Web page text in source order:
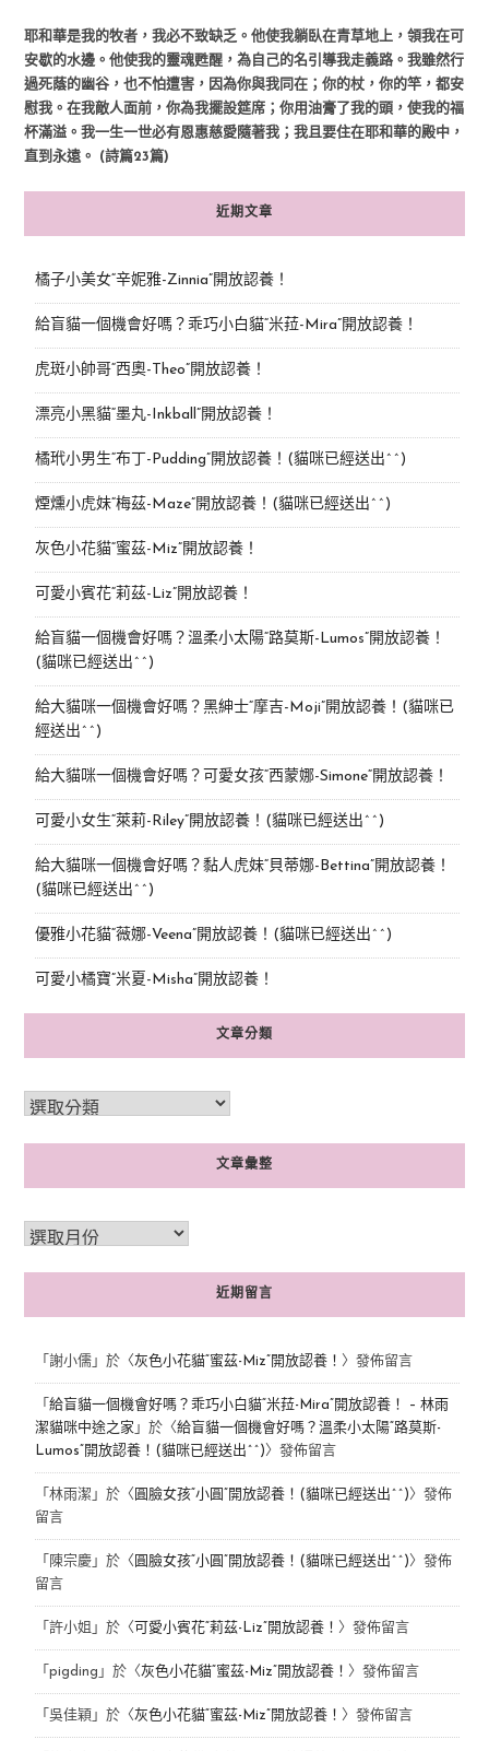
耶和華是我的牧者，我必不致缺乏。他使我躺臥在青草地上，領我在可
安歇的水邊。他使我的靈魂甦醒，為自己的名引導我走義路。我雖然行
過死蔭的幽谷，也不怕遭害，因為你與我同在；你的杖，你的竿，都安
慰我。在我敵人面前，你為我擺設筵席；你用油膏了我的頭，使我的福
杯滿溢。我一生一世必有恩惠慈愛隨著我；我且要住在耶和華的殿中，
直到永遠。 (詩篇23篇)
近期文章
橘子小美女“辛妮雅-Zinnia”開放認養！
給盲貓一個機會好嗎？乖巧小白貓“米菈-Mira”開放認養！
虎斑小帥哥“西奧-Theo”開放認養！
漂亮小黑貓“墨丸-Inkball”開放認養！
橘玳小男生“布丁-Pudding”開放認養！(貓咪已經送出^^)
煙燻小虎妹“梅茲-Maze”開放認養！(貓咪已經送出^^)
灰色小花貓“蜜茲-Miz”開放認養！
可愛小賓花“莉茲-Liz”開放認養！
給盲貓一個機會好嗎？溫柔小太陽“路莫斯-Lumos”開放認養！
(貓咪已經送出^^)
給大貓咪一個機會好嗎？黑紳士“摩吉-Moji”開放認養！(貓咪已
經送出^^)
給大貓咪一個機會好嗎？可愛女孩“西蒙娜-Simone“開放認養！
可愛小女生“萊莉-Riley”開放認養！(貓咪已經送出^^)
給大貓咪一個機會好嗎？黏人虎妹“貝蒂娜-Bettina”開放認養！
(貓咪已經送出^^)
優雅小花貓“薇娜-Veena”開放認養！(貓咪已經送出^^)
可愛小橘寶”米夏-Misha”開放認養！
文章分類
文章彙整
近期留言
「 謝小儒」於〈灰色小花貓“蜜茲-Miz”開放認養！ 〉發佈留言
「 給盲貓一個機會好嗎？乖巧小白貓“米菈-Mira”開放認養！ – 林雨
潔貓咪中途之家 」於〈給盲貓一個機會好嗎？溫柔小太陽“路莫斯-
Lumos”開放認養！(貓咪已經送出^^)〉發佈留言
「 林雨潔 」於〈 圓臉女孩“小圓”開放認養！(貓咪已經送出^^)〉發佈
留言
「 陳宗慶」於〈 圓臉女孩“小圓”開放認養！(貓咪已經送出^^)〉發佈
留言
「 許小姐 」於〈 可愛小賓花“莉茲-Liz”開放認養！ 〉發佈留言
「 pigding 」於〈灰色小花貓“蜜茲-Miz”開放認養！ 〉發佈留言
「 吳佳穎 」於〈灰色小花貓“蜜茲-Miz”開放認養！ 〉發佈留言